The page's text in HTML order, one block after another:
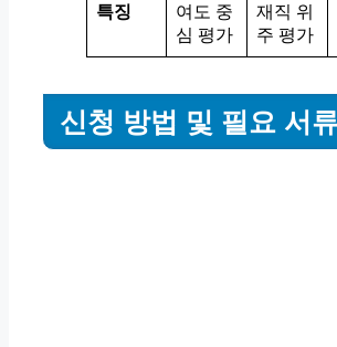
특징
여도 중
심 평가
재직 위
주 평가
신청 방법 및 필요 서